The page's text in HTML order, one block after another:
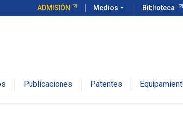
ADMISIÓN Medios arrow_drop_down Biblioteca
Publicaciones Patentes